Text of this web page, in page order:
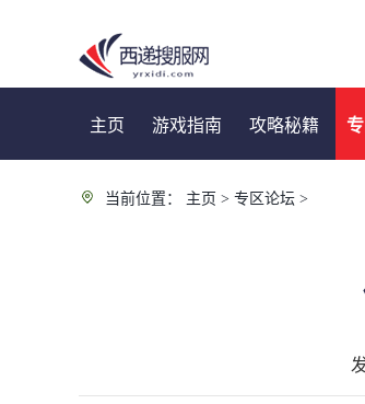
主页 游戏指南 攻略秘籍
当前位置： 主页 > 专区论坛 >